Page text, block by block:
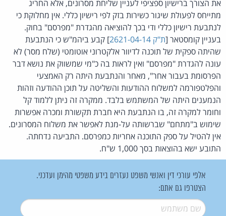
את הצורך ברישיון ספציפי לעניין שליחת מסרונים, אלא החריג
מתייחס לפעולת שיגור כשירות בזק לפי רישיון כללי. אין מחלוקת כי
לנתבעת רישיון כללי ודי בכך להוציאה מהגדרת "מפרסם" בחוק.
בעניין קומסטאר [ת"ק 2621-04-14
] קבע ביהמ"ש כי הנתבעת
שהיתה ספקית של תוכנה לדיוור אלקטרוני אוטומטי (שלח מסר) לא
עונה להגדרת "מפרסם" ואין לראות בה כ"מי שמשווק את נושא דבר
הפרסומת בעבור אחר", מאחר והנתבעת היתה רק האמצעי
והפלטפורמה למשלוח ההודעות והשליטה על תוכן ההודעה וזהות
הנמענים היתה של המשתמש בלבד. ממקרה זה ניתן ללמוד קל
וחומר למקרה זה, בו הנתבעת היא חברת תקשורת ומכרה אפשרות
שימוש ב"מתחם" שברשותה על-מנת לאפשר את משלוח המסרונים.
אין להטיל על ספק התוכנה אחריות כמפרסם. התביעה נדחתה.
התובע ישא בהוצאות בסך 1,000 ש"ח.
אלפי עורכי דין ואנשי משפט נעזרים בידע משפטי מהימן ועדכני.
הצטרפו גם אתם:
שם משתמש*